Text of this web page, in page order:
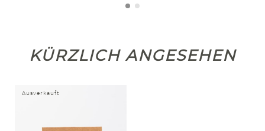
KÜRZLICH ANGESEHEN
Ausverkauft